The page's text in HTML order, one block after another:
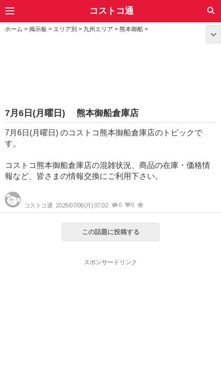
コストコ通
ホーム > 掲示板 > エリア別 > 九州エリア > 熊本御船 >
7月6日(月曜日) 熊本御船倉庫店
7月6日(月曜日) のコストコ熊本御船倉庫店のトピックで
す。
コストコ熊本御船倉庫店の混雑状況、商品の在庫・価格情
報など、皆さまの情報交換にご利用下さい。
コストコ通 2026/07/06(月) 07:02 0 0
この話題に投稿する
スポンサードリンク